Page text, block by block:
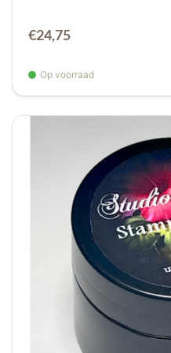
verlengen van nagels.
Verstevigen van
Verlengen van
Repareren van
Bijbouwen van
Het geven van
nagels
Bovendien is het een
nagelstudio,
€24,75
Op voorraad